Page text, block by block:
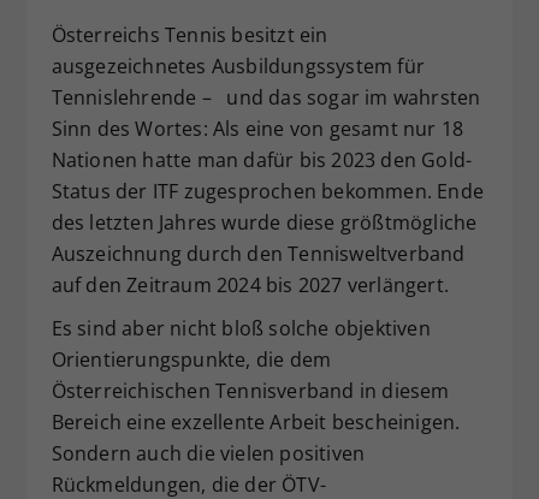
Österreichs Tennis besitzt ein
ausgezeichnetes Ausbildungssystem für
Tennislehrende – und das sogar im wahrsten
Sinn des Wortes: Als eine von gesamt nur 18
Nationen hatte man dafür bis 2023 den Gold-
Status der ITF zugesprochen bekommen. Ende
des letzten Jahres wurde diese größtmögliche
Auszeichnung durch den Tennisweltverband
auf den Zeitraum 2024 bis 2027 verlängert.
Es sind aber nicht bloß solche objektiven
Orientierungspunkte, die dem
Österreichischen Tennisverband in diesem
Bereich eine exzellente Arbeit bescheinigen.
Sondern auch die vielen positiven
Rückmeldungen, die der ÖTV-
Zweck
Dieser Wert speichert Ihre Consent-
Einstellungen. Unter anderem eine
zufällig generierte ID, für die
historische Speicherung Ihrer
vorgenommen Einstellungen, falls der
Webseiten-Betreiber dies eingestellt
hat.